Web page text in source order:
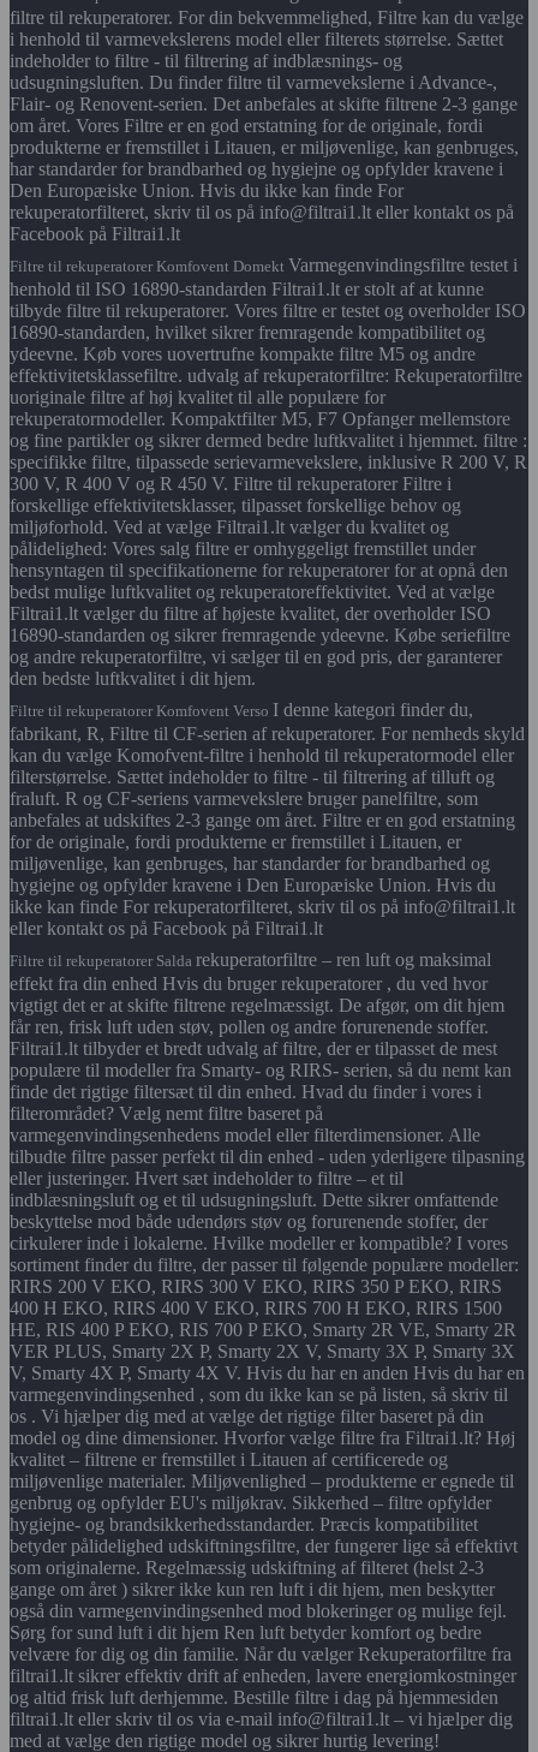
filtre til rekuperatorer. For din bekvemmelighed, Filtre kan du vælge
i henhold til varmevekslerens model eller filterets størrelse. Sættet
indeholder to filtre - til filtrering af indblæsnings- og
udsugningsluften. Du finder filtre til varmevekslerne i Advance-,
Flair- og Renovent-serien. Det anbefales at skifte filtrene 2-3 gange
om året. Vores Filtre er en god erstatning for de originale, fordi
produkterne er fremstillet i Litauen, er miljøvenlige, kan genbruges,
har standarder for brandbarhed og hygiejne og opfylder kravene i
Den Europæiske Union. Hvis du ikke kan finde For
rekuperatorfilteret, skriv til os på info@filtrai1.lt eller kontakt os på
Facebook på Filtrai1.lt
Filtre til rekuperatorer Komfovent Domekt Varmegenvindingsfiltre testet i
henhold til ISO 16890-standarden Filtrai1.lt er stolt af at kunne
tilbyde filtre til rekuperatorer. Vores filtre er testet og overholder ISO
16890-standarden, hvilket sikrer fremragende kompatibilitet og
ydeevne. Køb vores uovertrufne kompakte filtre M5 og andre
effektivitetsklassefiltre. udvalg af rekuperatorfiltre: Rekuperatorfiltre
uoriginale filtre af høj kvalitet til alle populære for
rekuperatormodeller. Kompaktfilter M5, F7 Opfanger mellemstore
og fine partikler og sikrer dermed bedre luftkvalitet i hjemmet. filtre :
specifikke filtre, tilpassede serievarmevekslere, inklusive R 200 V, R
300 V, R 400 V og R 450 V. Filtre til rekuperatorer Filtre i
forskellige effektivitetsklasser, tilpasset forskellige behov og
miljøforhold. Ved at vælge Filtrai1.lt vælger du kvalitet og
pålidelighed: Vores salg filtre er omhyggeligt fremstillet under
hensyntagen til specifikationerne for rekuperatorer for at opnå den
bedst mulige luftkvalitet og rekuperatoreffektivitet. Ved at vælge
Filtrai1.lt vælger du filtre af højeste kvalitet, der overholder ISO
16890-standarden og sikrer fremragende ydeevne. Købe seriefiltre
og andre rekuperatorfiltre, vi sælger til en god pris, der garanterer
den bedste luftkvalitet i dit hjem.
Filtre til rekuperatorer Komfovent Verso I denne kategori finder du,
fabrikant, R, Filtre til CF-serien af rekuperatorer. For nemheds skyld
kan du vælge Komofvent-filtre i henhold til rekuperatormodel eller
filterstørrelse. Sættet indeholder to filtre - til filtrering af tilluft og
fraluft. R og CF-seriens varmevekslere bruger panelfiltre, som
anbefales at udskiftes 2-3 gange om året. Filtre er en god erstatning
for de originale, fordi produkterne er fremstillet i Litauen, er
miljøvenlige, kan genbruges, har standarder for brandbarhed og
hygiejne og opfylder kravene i Den Europæiske Union. Hvis du
ikke kan finde For rekuperatorfilteret, skriv til os på info@filtrai1.lt
eller kontakt os på Facebook på Filtrai1.lt
Filtre til rekuperatorer Salda rekuperatorfiltre – ren luft og maksimal
effekt fra din enhed Hvis du bruger rekuperatorer , du ved hvor
vigtigt det er at skifte filtrene regelmæssigt. De afgør, om dit hjem
får ren, frisk luft uden støv, pollen og andre forurenende stoffer.
Filtrai1.lt tilbyder et bredt udvalg af filtre, der er tilpasset de mest
populære til modeller fra Smarty- og RIRS- serien, så du nemt kan
finde det rigtige filtersæt til din enhed. Hvad du finder i vores i
filterområdet? Vælg nemt filtre baseret på
varmegenvindingsenhedens model eller filterdimensioner. Alle
tilbudte filtre passer perfekt til din enhed - uden yderligere tilpasning
eller justeringer. Hvert sæt indeholder to filtre – et til
indblæsningsluft og et til udsugningsluft. Dette sikrer omfattende
beskyttelse mod både udendørs støv og forurenende stoffer, der
cirkulerer inde i lokalerne. Hvilke modeller er kompatible? I vores
sortiment finder du filtre, der passer til følgende populære modeller:
RIRS 200 V EKO, RIRS 300 V EKO, RIRS 350 P EKO, RIRS
400 H EKO, RIRS 400 V EKO, RIRS 700 H EKO, RIRS 1500
HE, RIS 400 P EKO, RIS 700 P EKO, Smarty 2R VE, Smarty 2R
VER PLUS, Smarty 2X P, Smarty 2X V, Smarty 3X P, Smarty 3X
V, Smarty 4X P, Smarty 4X V. Hvis du har en anden Hvis du har en
varmegenvindingsenhed , som du ikke kan se på listen, så skriv til
os . Vi hjælper dig med at vælge det rigtige filter baseret på din
model og dine dimensioner. Hvorfor vælge filtre fra Filtrai1.lt? Høj
kvalitet – filtrene er fremstillet i Litauen af certificerede og
miljøvenlige materialer. Miljøvenlighed – produkterne er egnede til
genbrug og opfylder EU's miljøkrav. Sikkerhed – filtre opfylder
hygiejne- og brandsikkerhedsstandarder. Præcis kompatibilitet
betyder pålidelighed udskiftningsfiltre, der fungerer lige så effektivt
som originalerne. Regelmæssig udskiftning af filteret (helst 2-3
gange om året ) sikrer ikke kun ren luft i dit hjem, men beskytter
også din varmegenvindingsenhed mod blokeringer og mulige fejl.
Sørg for sund luft i dit hjem Ren luft betyder komfort og bedre
velvære for dig og din familie. Når du vælger Rekuperatorfiltre fra
filtrai1.lt sikrer effektiv drift af enheden, lavere energiomkostninger
og altid frisk luft derhjemme. Bestille filtre i dag på hjemmesiden
filtrai1.lt eller skriv til os via e-mail info@filtrai1.lt – vi hjælper dig
med at vælge den rigtige model og sikrer hurtig levering!